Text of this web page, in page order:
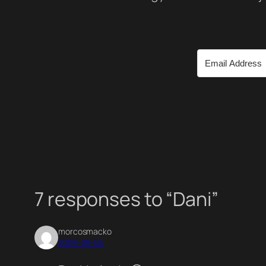
7 responses to “Dani”
morcosmacko
2009-09-04